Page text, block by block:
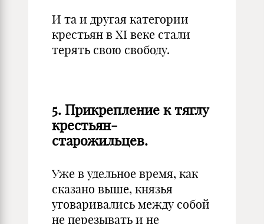
И та и другая категории
крестьян в XI веке стали
терять свою свободу.
5. Прикрепление к тяглу
крестьян-
старожильцев.
Уже в удельное время, как
сказано выше, князья
уговаривались между собой
не перезывать и не